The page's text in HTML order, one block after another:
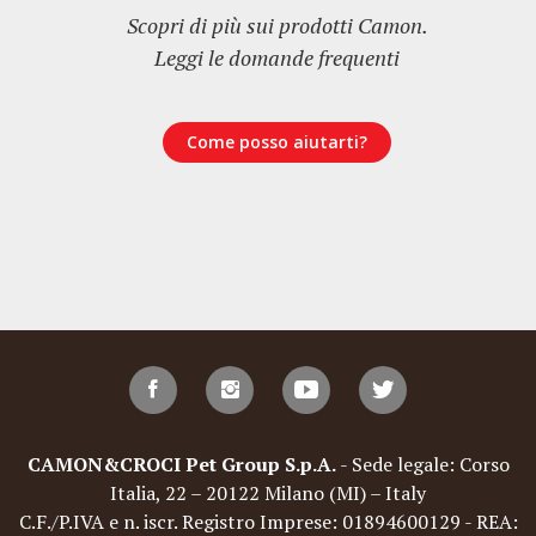
Scopri di più sui prodotti Camon.
Leggi le domande frequenti
Come posso aiutarti?
CAMON&CROCI Pet Group S.p.A.- Sede legale: Corso
Italia, 22 – 20122 Milano (MI) – Italy
C.F./P.IVA e n. iscr. Registro Imprese: 01894600129 - REA: